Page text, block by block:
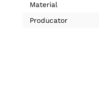
Material
Producator